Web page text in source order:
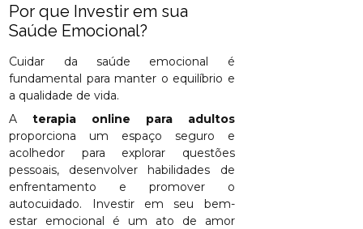
Por que Investir em sua
Saúde Emocional?
Cuidar da saúde emocional é
fundamental para manter o equilíbrio e
a qualidade de vida.
Aterapia online para adultos
proporciona um espaço seguro e
acolhedor para explorar questões
pessoais, desenvolver habilidades de
enfrentamento e promover o
autocuidado. Investir em seu bem-
estar emocional é um ato de amor